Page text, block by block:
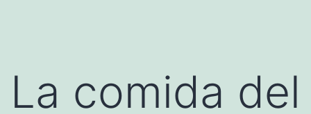
La comida del